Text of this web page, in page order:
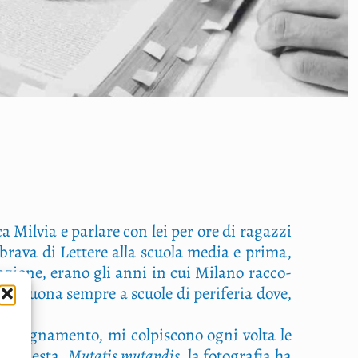
Mil­via e par­la­re con lei per ore di ragaz­zi
di Let­te­re alla scuo­la media e pri­ma,
era­no gli anni in cui Mila­no rac­co­
buo­na sem­pre a scuo­le di peri­fe­ria dove,
mi col­pi­sco­no ogni vol­ta le